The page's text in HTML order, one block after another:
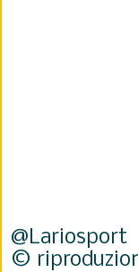
@Lariosport
©